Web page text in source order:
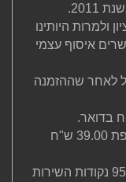
ולמרות היותינו
איסוף עצמי
לאחר שההזמנה
בדואר.
ניתן לקבל משלוחים עם שליח בתוספת 39.00 ש"ח
ניתן לאסוף משלוחים גם באחת מ-950 נקודות השירות